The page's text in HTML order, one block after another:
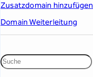
Zusatzdomain hinzufügen
Domain Weiterleitung
S